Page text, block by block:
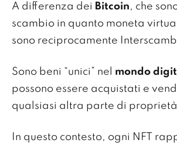
A differenza dei Bitcoin, che
scambio in quanto moneta
sono reciprocamente
Sono beni “unici” nel mondo
possono essere acquistati e
qualsiasi altra parte di
In questo contesto, ogni NFT